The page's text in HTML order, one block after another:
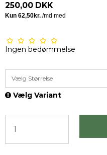
250,00 DKK
Ingen bedømmelse
Vælg Størrelse
Vælg Variant